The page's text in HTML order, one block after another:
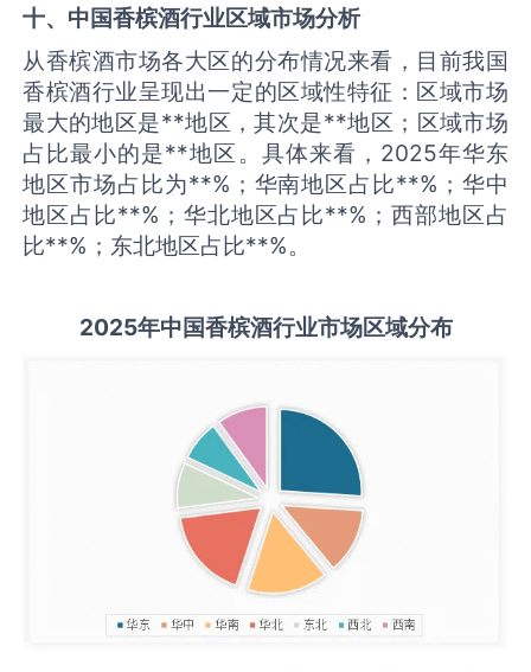
十、中国香槟酒行业区域市场分析
从香槟酒市场各大区的分布情况来看，目前我国
香槟酒行业呈现出一定的区域性特征：区域市场
最大的地区是**地区，其次是**地区；区域市场
占比最小的是**地区。具体来看，2025年华东
地区市场占比为**%；华南地区占比**%；华中
地区占比**%；华北地区占比**%；西部地区占
比**%；东北地区占比**%。
2025年中国香槟酒行业市场区域分布